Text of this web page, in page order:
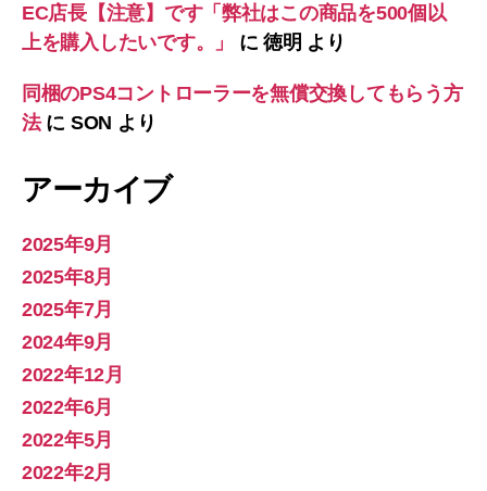
EC店長【注意】です「弊社はこの商品を500個以
上を購入したいです。」
に徳明 より
同梱のPS4コントローラーを無償交換してもらう方
法に SON より
アーカイブ
2025年9月
2025年8月
2025年7月
2024年9月
2022年12月
2022年6月
2022年5月
2022年2月